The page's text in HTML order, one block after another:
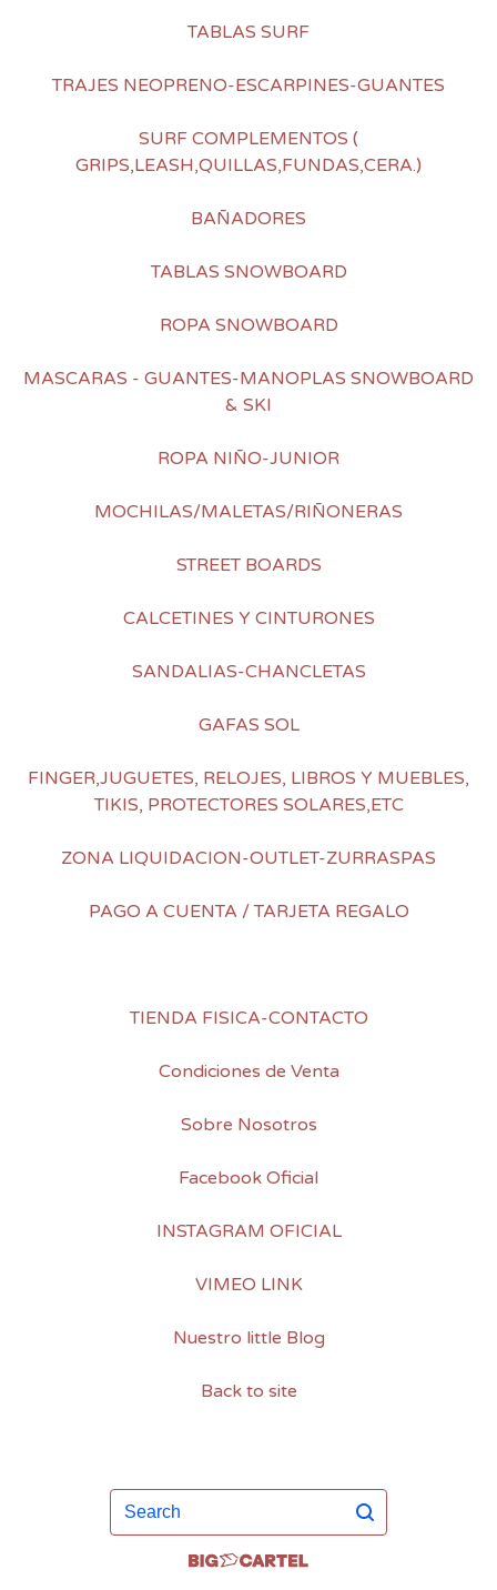
TABLAS SURF
TRAJES NEOPRENO-ESCARPINES-GUANTES
SURF COMPLEMENTOS (
GRIPS,LEASH,QUILLAS,FUNDAS,CERA.)
BAÑADORES
TABLAS SNOWBOARD
ROPA SNOWBOARD
MASCARAS - GUANTES-MANOPLAS SNOWBOARD
& SKI
ROPA NIÑO-JUNIOR
MOCHILAS/MALETAS/RIÑONERAS
STREET BOARDS
CALCETINES Y CINTURONES
SANDALIAS-CHANCLETAS
GAFAS SOL
FINGER,JUGUETES, RELOJES, LIBROS Y MUEBLES,
TIKIS, PROTECTORES SOLARES,ETC
ZONA LIQUIDACION-OUTLET-ZURRASPAS
PAGO A CUENTA / TARJETA REGALO
TIENDA FISICA-CONTACTO
Condiciones de Venta
Sobre Nosotros
Facebook Oficial
INSTAGRAM OFICIAL
VIMEO LINK
Nuestro little Blog
Back to site
Search